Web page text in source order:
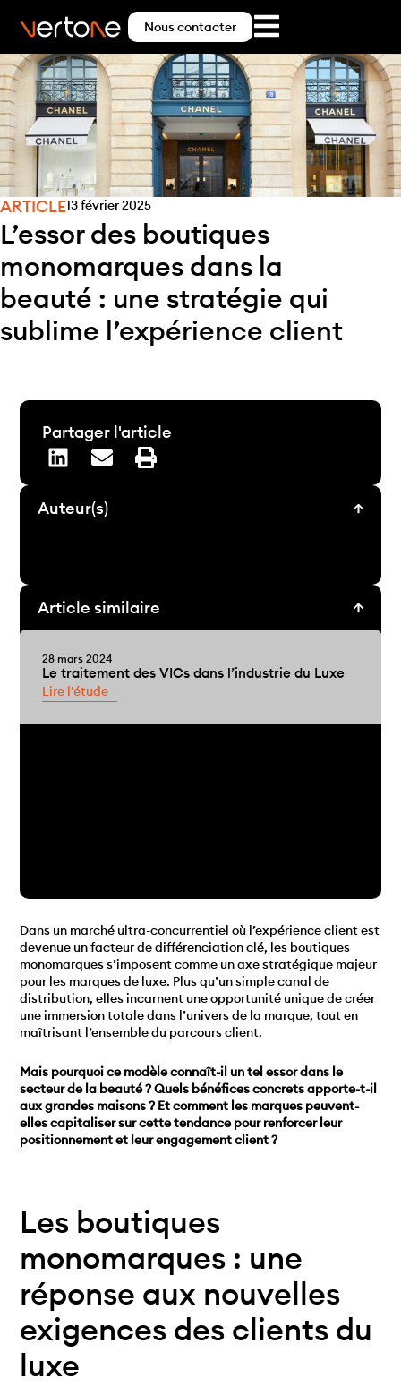
Nous contacter
ARTICLE13 février 2025
L’essor des boutiques
monomarques dans la
beauté : une stratégie qui
sublime l’expérience client
Dans un marché ultra-concurrentiel où l’expérience client est
devenue un facteur de différenciation clé, les boutiques
monomarques s’imposent comme un axe stratégique majeur
pour les marques de luxe. Plus qu’un simple canal de
distribution, elles incarnent une opportunité unique de créer
une immersion totale dans l’univers de la marque, tout en
maîtrisant l’ensemble du parcours client.
Mais pourquoi ce modèle connaît-il un tel essor dans le
secteur de la beauté ? Quels bénéfices concrets apporte-t-il
aux grandes maisons ? Et comment les marques peuvent-
elles capitaliser sur cette tendance pour renforcer leur
positionnement et leur engagement client ?
Les boutiques
monomarques : une
réponse aux nouvelles
exigences des clients du
luxe
Partager l'article
Auteur(s)
Article similaire
28 mars 2024
Le traitement des VICs dans l’industrie du Luxe
Lire l'étude